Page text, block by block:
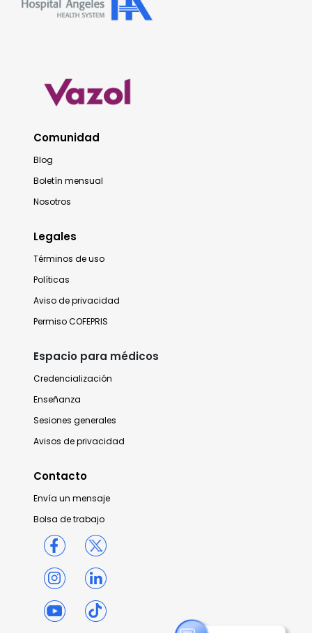
Comunidad
Blog
Boletín mensual
Nosotros
Legales
Términos de uso
Políticas
Aviso de privacidad
Permiso COFEPRIS
Espacio para médicos
Credencialización
Enseñanza
Sesiones generales
Avisos de privacidad
Contacto
Envía un mensaje
Bolsa de trabajo